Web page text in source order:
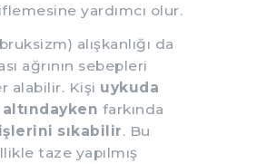
yardımcı olur.
alışkanlığı da
ağrının sebepleri
alabilir. Kişi uykuda
farkında
sıkabilir. Bu
taze yapılmış